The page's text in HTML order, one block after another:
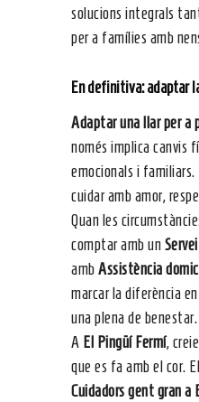
solucions integrals
per a famílies amb
En definitiva:adaptar
Adaptar una llar per a
només implica canvis
emocionals i familiars.
cuidar amb amor,
Quan les
comptar amb un
amb Assistència
marcar la diferència
una plena de benestar.
A El Pingüí Fermí,
que es fa amb el cor.
Cuidadors gent gran a